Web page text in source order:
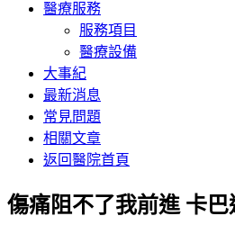
醫療服務
服務項目
醫療設備
大事紀
最新消息
常見問題
相關文章
返回醫院首頁
傷痛阻不了我前進 卡